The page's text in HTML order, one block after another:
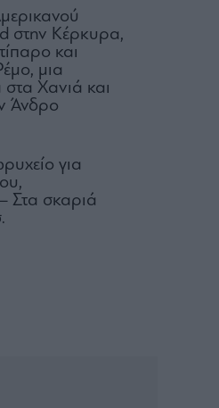
στην Κέρκυρα,
και
μια
Χανιά και
Άνδρο
για
Στα σκαριά